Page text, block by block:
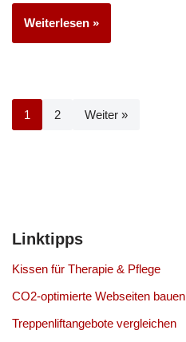
Weiterlesen »
1 2 Weiter »
Linktipps
Kissen für Therapie & Pflege
CO2-optimierte Webseiten bauen
Treppenliftangebote vergleichen